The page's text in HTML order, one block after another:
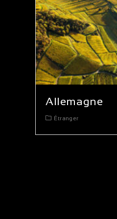
Allemagne
Étranger